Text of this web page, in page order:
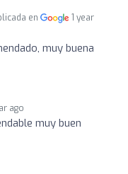
en
1 year
muy buena
ago
muy buen